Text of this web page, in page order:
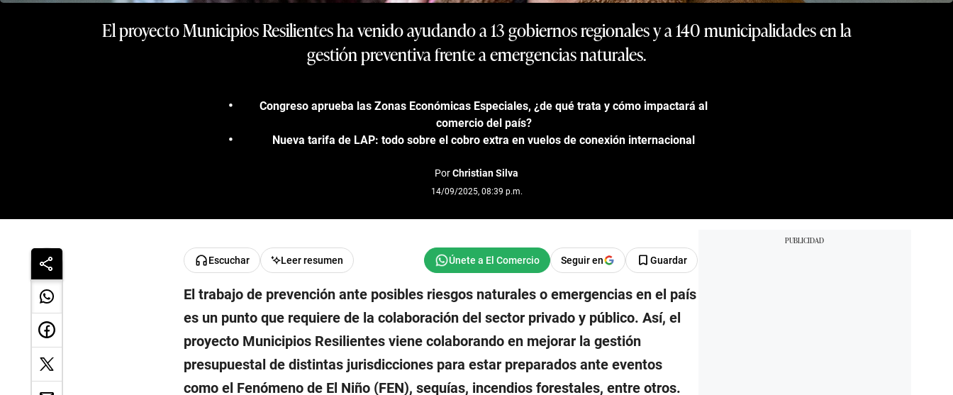
El proyecto Municipios Resilientes ha venido ayudando a 13 gobiernos regionales y a 140 municipalidades en la
gestión preventiva frente a emergencias naturales.
Congreso aprueba las Zonas Económicas Especiales, ¿de qué trata y cómo impactará al
comercio del país?
Nueva tarifa de LAP: todo sobre el cobro extra en vuelos de conexión internacional
PorChristian Silva
14/09/2025, 08:39 p.m.
Escuchar Leer resumen Seguir en Guardar
El trabajo de prevención ante posibles riesgos naturales o emergencias en el país
es un punto que requiere de la colaboración del sector privado y público. Así, el
proyecto Municipios Resilientes viene colaborando en mejorar la gestión
presupuestal de distintas jurisdicciones para estar preparados ante eventos
como el Fenómeno de El Niño (FEN), sequías, incendios forestales, entre otros.